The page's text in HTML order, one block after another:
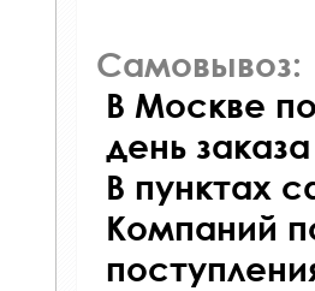
Самовывоз:
В Москве
день
В пунктах
Компаний